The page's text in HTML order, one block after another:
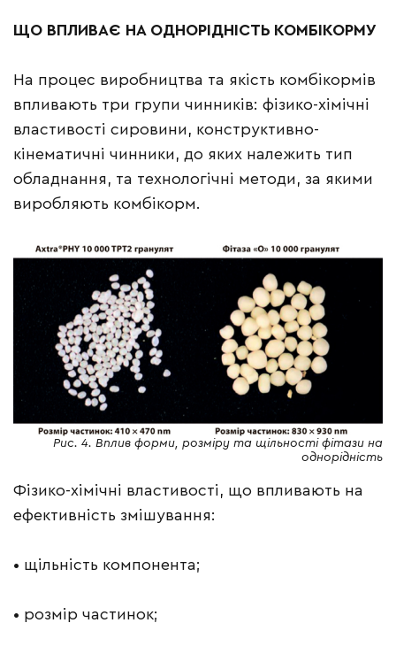
ЩО ВПЛИВАЄ НА ОДНОРІДНІСТЬ КОМБІКОРМУ
На процес виробництва та якість комбікормів
впливають три групи чинників: фізико-хімічні
властивості сировини, конструктивно-
кінематичні чинники, до яких належить тип
обладнання, та технологічні методи, за якими
виробляють комбікорм.
Рис. 4. Вплив форми, розміру та щільності фітази на
однорідність
Фізико-хімічні властивості, що впливають на
ефективність змішування:
• щільність компонента;
• розмір частинок;